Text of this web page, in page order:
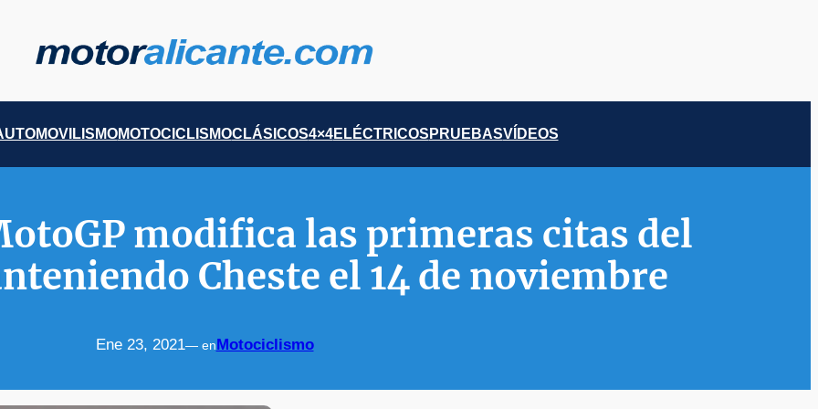
MOTOCICLISMOCLÁSICOS4×4ELÉCTRICOS PRUEBASVÍDEOS
modifica las primeras citas del
Cheste el 14 de noviembre
Ene 23, 2021— enMotociclismo